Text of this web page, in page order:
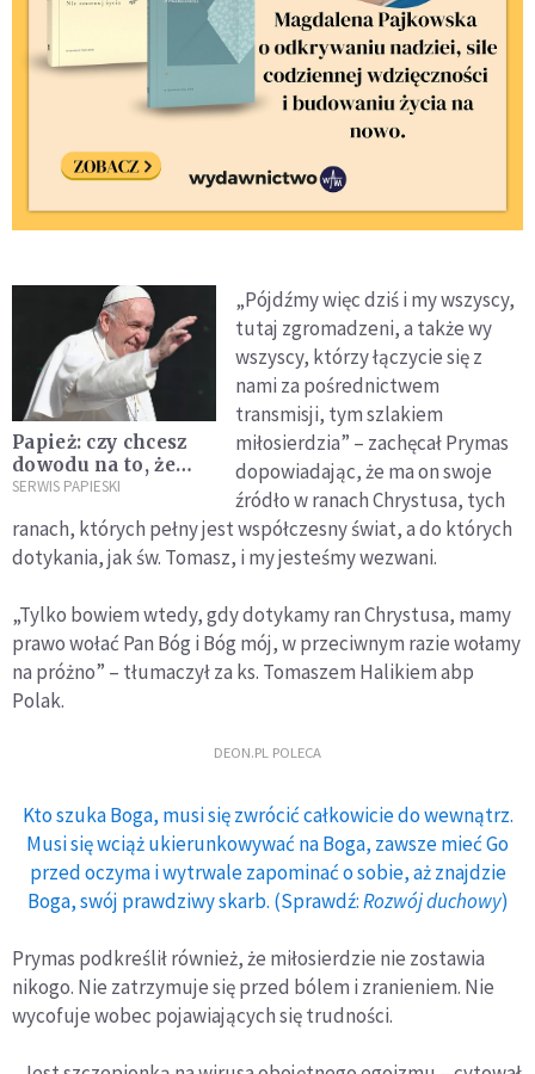
Papież: czy chcesz
dowodu na to, że
Bóg dotknął
SERWIS PAPIESKI
„Pójdźmy więc dziś i my wszyscy,
tutaj zgromadzeni, a także wy
wszyscy, którzy łączycie się z
nami za pośrednictwem
transmisji, tym szlakiem
miłosierdzia” – zachęcał Prymas
dopowiadając, że ma on swoje
źródło w ranach Chrystusa, tych
ranach, których pełny jest współczesny świat, a do których
dotykania, jak św. Tomasz, i my jesteśmy wezwani.
„Tylko bowiem wtedy, gdy dotykamy ran Chrystusa, mamy
prawo wołać Pan Bóg i Bóg mój, w przeciwnym razie wołamy
na próżno” – tłumaczył za ks. Tomaszem Halikiem abp
Polak.
DEON.PL POLECA
Kto szuka Boga, musi się zwrócić całkowicie do wewnątrz.
Musi się wciąż ukierunkowywać na Boga, zawsze mieć Go
przed oczyma i wytrwale zapominać o sobie, aż znajdzie
Boga, swój prawdziwy skarb. (Sprawdź:Rozwój duchowy)
Prymas podkreślił również, że miłosierdzie nie zostawia
nikogo. Nie zatrzymuje się przed bólem i zranieniem. Nie
wycofuje wobec pojawiających się trudności.